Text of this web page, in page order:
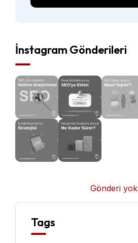
İnstagram Gönderileri
Gönderi yok
Tags